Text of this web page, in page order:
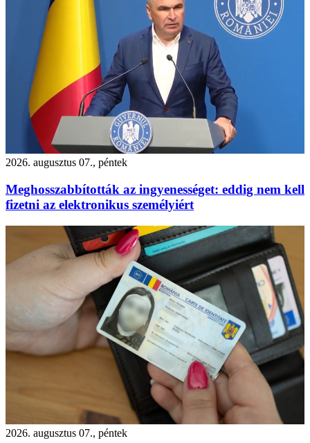
2026. augusztus 07., péntek
Meghosszabbították az ingyenességet: eddig nem kell
fizetni az elektronikus személyiért
2026. augusztus 07., péntek